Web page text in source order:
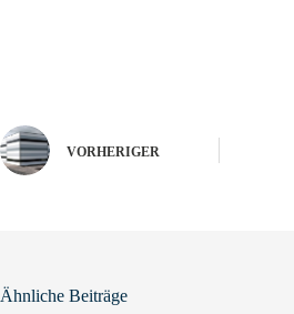
VORHERIGER
Ähnliche Beiträge